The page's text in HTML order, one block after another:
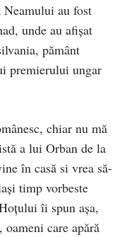
au fost
unde au afișat
pământ
premierului ungar
chiar nu mă
a lui Orban de la
în casă si vrea să-
timp vorbeste
îi spun așa,
care apără